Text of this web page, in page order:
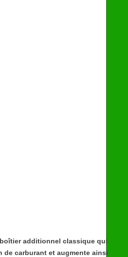
additionnel classique qui
carburant et augmente ainsi